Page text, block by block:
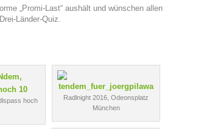
„Promi-Last“ aushält und wünschen allen
Länder-Quiz.
hoch
Radlnight 2016, Odeonsplatz
München